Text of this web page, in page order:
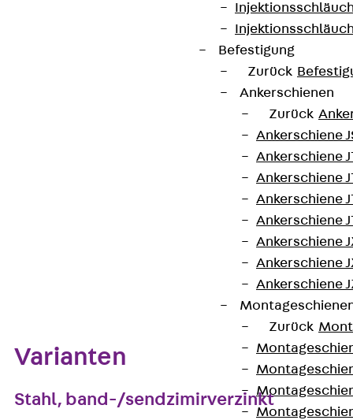
Befestigung
Zurück
Ankerschienen
Zurück
Ankerschiene
Ankerschiene
Ankerschiene
Ankerschiene
Ankerschiene
Ankerschiene
Ankerschiene
Ankerschiene
Zurück
Mithilfe der Bodenkanal-Verbinder BKV135 100
lassen sich Bodenkanäle in einem Winkel von 135°
miteinander verbinden. Sie haben eine Höhe von 95
mm und bestehen aus sendzimir-feuerverzinktem
Varianten
Stahl, band-/sendzimirverzinkt